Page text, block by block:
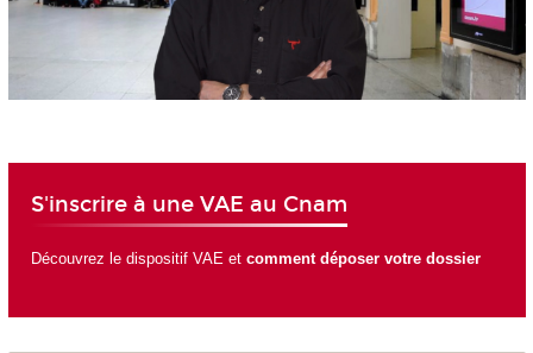
S'inscrire à une VAE au Cnam
Découvrez le dispositif VAE et comment déposer votre dossier